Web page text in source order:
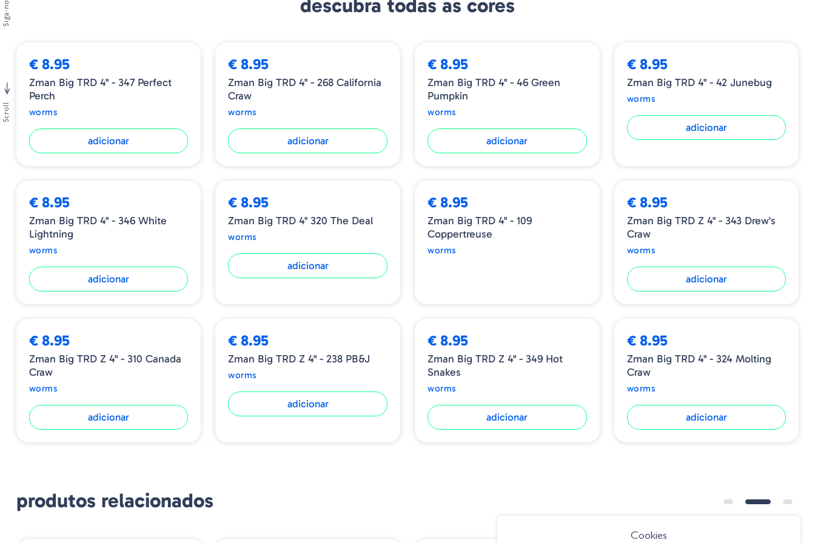
descubra todas as cores
€ 8.95
Zman Big TRD 4" - 347 Perfect
Perch
worms
adicionar
€ 8.95
Zman Big TRD 4" - 268 California
Craw
worms
adicionar
€ 8.95
Zman Big TRD 4" - 46 Green
Pumpkin
worms
adicionar
€ 8.95
Zman Big TRD 4" - 42 Junebug
worms
adicionar
€ 8.95
Zman Big TRD 4" - 346 White
Lightning
worms
adicionar
€ 8.95
Zman Big TRD 4" 320 The Deal
worms
adicionar
€ 8.95
Zman Big TRD 4" - 109
Coppertreuse
worms
€ 8.95
Zman Big TRD Z 4" - 343 Drew's
Craw
worms
adicionar
€ 8.95
Zman Big TRD Z 4" - 310 Canada
Craw
worms
adicionar
€ 8.95
Zman Big TRD Z 4" - 238 PB&J
worms
adicionar
€ 8.95
Zman Big TRD Z 4" - 349 Hot
Snakes
worms
adicionar
€ 8.95
Zman Big TRD 4" - 324 Molting
Craw
worms
adicionar
produtos relacionados
➕ OPÇÕES
Siga-nos
Scroll
Cookies